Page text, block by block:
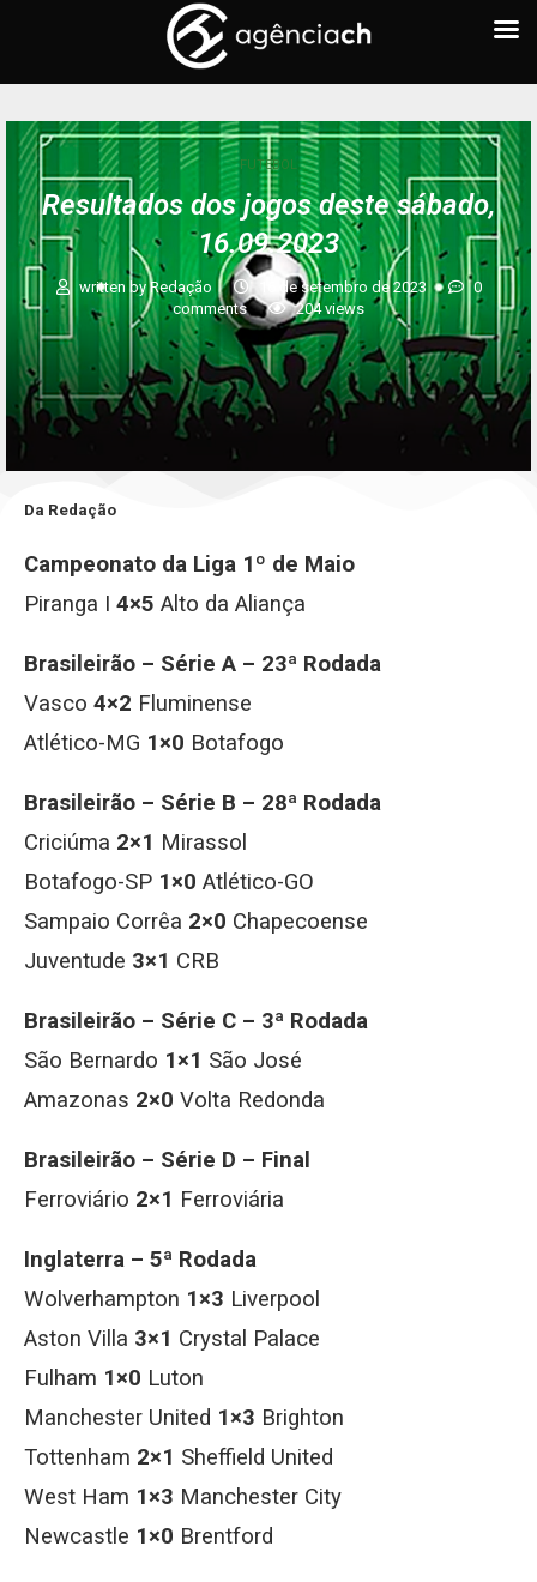
FUTEBOL
Resultados dos jogos deste sábado,
16.09.2023
written byRedação 16 de setembro de 2023
0
comments
204views
Da Redação
Campeonato da Liga 1º de Maio
Piranga I 4×5 Alto da Aliança
Brasileirão – Série A – 23ª Rodada
Vasco 4×2 Fluminense
Atlético-MG 1×0 Botafogo
Brasileirão – Série B – 28ª Rodada
Criciúma 2×1 Mirassol
Botafogo-SP 1×0 Atlético-GO
Sampaio Corrêa 2×0 Chapecoense
Juventude 3×1 CRB
Brasileirão – Série C – 3ª Rodada
São Bernardo 1×1 São José
Amazonas 2×0 Volta Redonda
Brasileirão – Série D – Final
Ferroviário 2×1 Ferroviária
Inglaterra – 5ª Rodada
Wolverhampton 1×3 Liverpool
Aston Villa 3×1 Crystal Palace
Fulham 1×0 Luton
Manchester United 1×3 Brighton
Tottenham 2×1 Sheffield United
West Ham 1×3 Manchester City
Newcastle 1×0 Brentford